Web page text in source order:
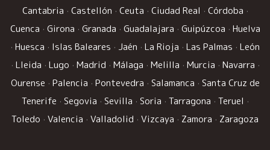
Cantabria · Castellón · Ceuta · Ciudad Real · Córdoba ·
Cuenca · Girona · Granada · Guadalajara · Guipúzcoa · Huelva
· Huesca · Islas Baleares · Jaén · La Rioja · Las Palmas · León
· Lleida · Lugo · Madrid · Málaga · Melilla · Murcia · Navarra ·
Ourense · Palencia · Pontevedra · Salamanca · Santa Cruz de
Tenerife · Segovia · Sevilla · Soria · Tarragona · Teruel ·
Toledo · Valencia · Valladolid · Vizcaya · Zamora · Zaragoza